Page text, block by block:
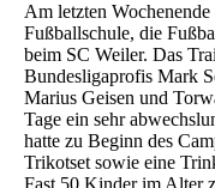
Am letzten
Fußballschule, die
beim SC Weiler. Das
Bundesligaprofis Mark
Marius Geisen und
Tage ein sehr
hatte zu Beginn des
Trikotset sowie eine